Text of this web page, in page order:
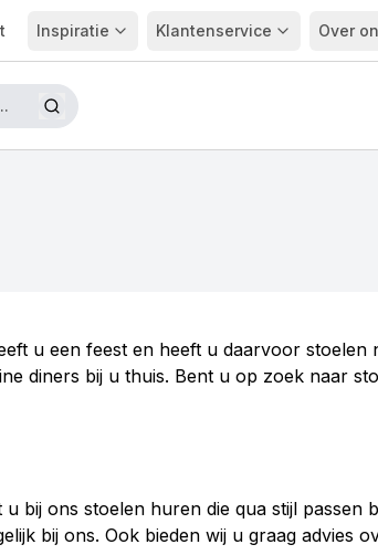
Inspiratie Klantenservice Over
u een feest en heeft u daarvoor
diners bij u thuis. Bent u op zoek naar
bij ons stoelen huren die qua stijl passen
bij ons. Ook bieden wij u graag advies